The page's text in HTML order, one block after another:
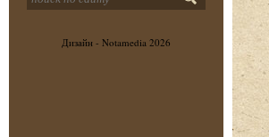
Дизайн - Notamedia 2026